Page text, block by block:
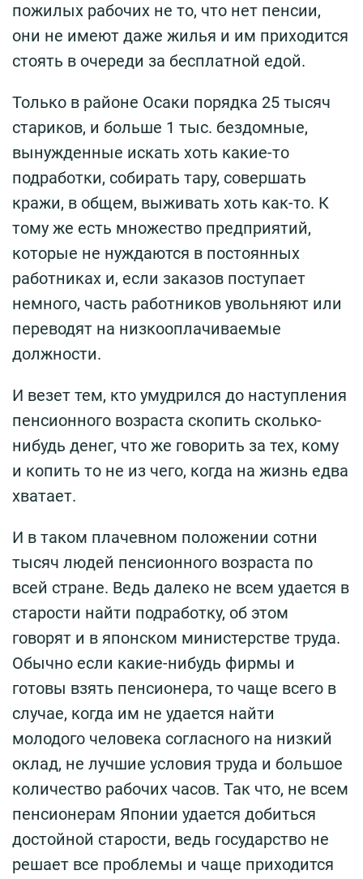
пожилых рабочих не то, что нет пенсии,
они не имеют даже жилья и им приходится
стоять в очереди за бесплатной едой.
Только в районе Осаки порядка 25 тысяч
стариков, и больше 1 тыс. бездомные,
вынужденные искать хоть какие-то
подработки, собирать тару, совершать
кражи, в общем, выживать хоть как-то. К
тому же есть множество предприятий,
которые не нуждаются в постоянных
работниках и, если заказов поступает
немного, часть работников увольняют или
переводят на низкооплачиваемые
должности.
И везет тем, кто умудрился до наступления
пенсионного возраста скопить сколько-
нибудь денег, что же говорить за тех, кому
и копить то не из чего, когда на жизнь едва
хватает.
И в таком плачевном положении сотни
тысяч людей пенсионного возраста по
всей стране. Ведь далеко не всем удается в
старости найти подработку, об этом
говорят и в японском министерстве труда.
Обычно если какие-нибудь фирмы и
готовы взять пенсионера, то чаще всего в
случае, когда им не удается найти
молодого человека согласного на низкий
оклад, не лучшие условия труда и большое
количество рабочих часов. Так что, не всем
пенсионерам Японии удается добиться
достойной старости, ведь государство не
решает все проблемы и чаще приходится